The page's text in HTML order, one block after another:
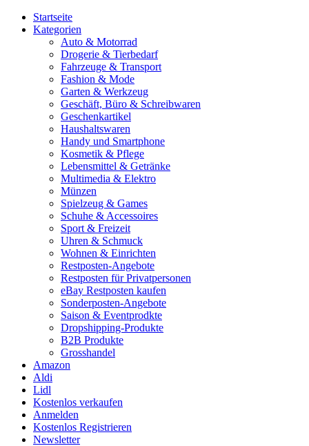
Startseite
Kategorien
Auto & Motorrad
Drogerie & Tierbedarf
Fahrzeuge & Transport
Fashion & Mode
Garten & Werkzeug
Geschäft, Büro & Schreibwaren
Geschenkartikel
Haushaltswaren
Handy und Smartphone
Kosmetik & Pflege
Lebensmittel & Getränke
Multimedia & Elektro
Münzen
Spielzeug & Games
Schuhe & Accessoires
Sport & Freizeit
Uhren & Schmuck
Wohnen & Einrichten
Restposten-Angebote
Restposten für Privatpersonen
eBay Restposten kaufen
Sonderposten-Angebote
Saison & Eventprodkte
Dropshipping-Produkte
B2B Produkte
Grosshandel
Amazon
Aldi
Lidl
Kostenlos verkaufen
Anmelden
Kostenlos Registrieren
Newsletter